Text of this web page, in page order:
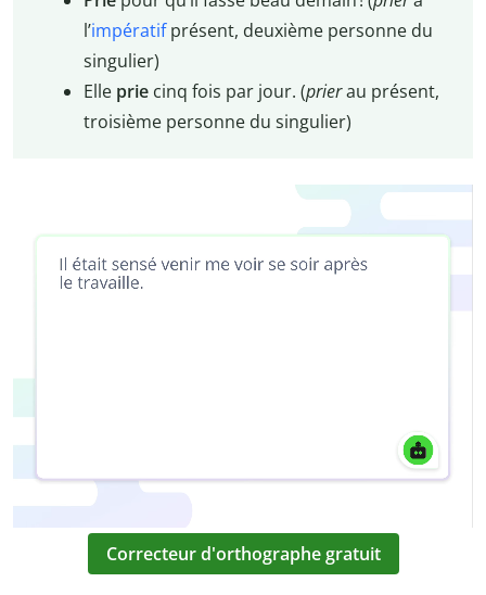
l’impératifprésent, deuxième personne du
singulier)
Elle prie cinq fois par jour. (prierau présent,
troisième personne du singulier)
Correcteur d'orthographe gratuit